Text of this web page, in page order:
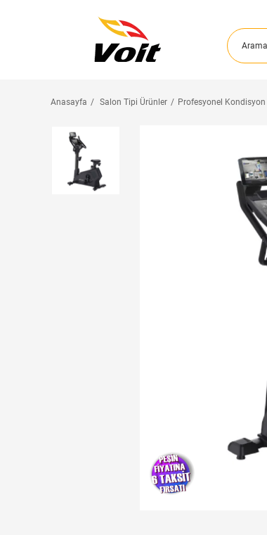
Anasayfa Salon Tipi Ürünler Profesyonel
Yeni Ürün